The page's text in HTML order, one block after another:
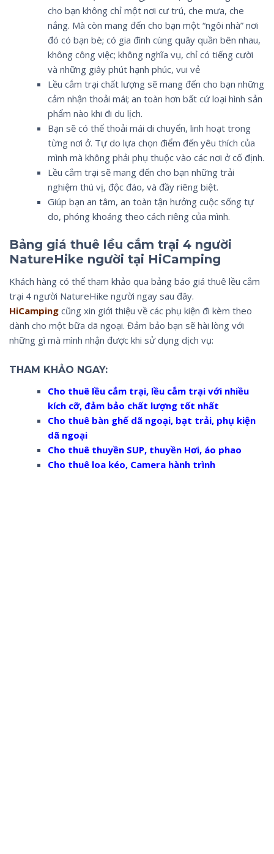
cho bạn không chỉ một nơi cư trú, che mưa, che
nắng. Mà còn mang đến cho bạn một “ngôi nhà” nơi
đó có bạn bè; có gia đình cùng quây quần bên nhau,
không công việc; không nghĩa vụ, chỉ có tiếng cười
và những giây phút hạnh phúc, vui vẻ
Lều cắm trại chất lượng sẽ mang đến cho bạn những
cảm nhận thoải mái; an toàn hơn bất cứ loại hình sản
phẩm nào khi đi du lịch.
Bạn sẽ có thể thoải mái di chuyển, linh hoạt trong
từng nơi ở. Tự do lựa chọn điểm đến yêu thích của
mình mà không phải phụ thuộc vào các nơi ở cố định.
Lều cắm trại sẽ mang đến cho bạn những trải
nghiệm thú vị, độc đáo, và đầy riêng biệt.
Giúp bạn an tâm, an toàn tận hưởng cuộc sống tự
do, phóng khoáng theo cách riêng của mình.
Bảng giá thuê lều cắm trại 4 người
NatureHike người tại HiCamping
Khách hàng có thể tham khảo qua bảng báo giá thuê lều cắm
trại 4 người NatureHike người ngay sau đây.
HiCamping cũng xin giới thiệu về các phụ kiện đi kèm theo
dành cho một bữa dã ngoại. Đảm bảo bạn sẽ hài lòng với
những gì mà mình nhận được khi sử dụng dịch vụ:
THAM KHẢO NGAY:
Cho thuê lều cắm trại, lều cắm trại với nhiều
kích cỡ, đảm bảo chất lượng tốt nhất
Cho thuê bàn ghế dã ngoại, bạt trải, phụ kiện
dã ngoại
Cho thuê thuyền SUP, thuyền Hơi, áo phao
Cho thuê loa kéo, Camera hành trình